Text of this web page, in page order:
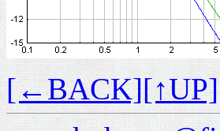
[←BACK][↑UP]